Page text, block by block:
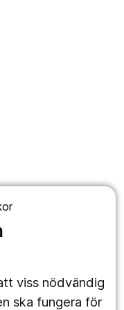
viss nödvändig
ska fungera för